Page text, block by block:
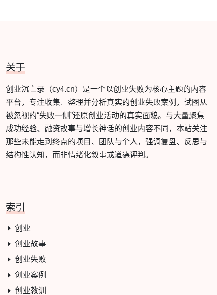
关于
创业沉亡录（cy4.cn）是一个以创业失败为核心主题的内容
平台，专注收集、整理并分析真实的创业失败案例，试图从
被忽视的“失败一侧”还原创业活动的真实面貌。与大量聚焦
成功经验、融资故事与增长神话的创业内容不同，本站关注
那些未能走到终点的项目、团队与个人，强调复盘、反思与
结构性认知，而非情绪化叙事或道德评判。
索引
创业
创业故事
创业失败
创业案例
创业教训